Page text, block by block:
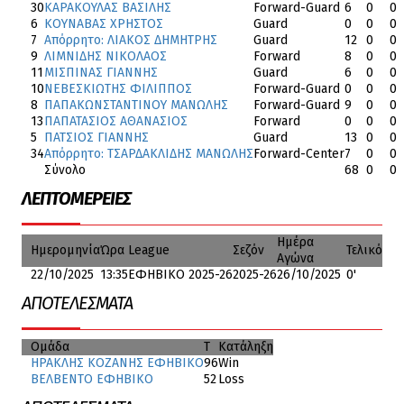
30ΚΑΡΑΚΟΥΛΑΣ ΒΑΣΙΛΗΣ Forward-Guard 6 0
0
6 ΚΟΥΝΑΒΑΣ ΧΡΗΣΤΟΣ Guard 0 0
0
7 Απόρρητο: ΛΙΑΚΟΣ ΔΗΜΗΤΡΗΣ Guard 12 0
0
9 ΛΙΜΝΙΔΗΣ ΝΙΚΟΛΑΟΣ Forward 8 0
0
11ΜΙΣΠΙΝΑΣ ΓΙΑΝΝΗΣ Guard 6 0
0
10ΝΕΒΕΣΚΙΩΤΗΣ ΦΙΛΙΠΠΟΣ Forward-Guard 0 0
0
8 ΠΑΠΑΚΩΝΣΤΑΝΤΙΝΟΥ ΜΑΝΩΛΗΣ Forward-Guard 9 0
0
13ΠΑΠΑΤΑΣΙΟΣ ΑΘΑΝΑΣΙΟΣ Forward 0 0
0
5 ΠΑΤΣΙΟΣ ΓΙΑΝΝΗΣ Guard 13 0
0
34Απόρρητο: ΤΣΑΡΔΑΚΛΙΔΗΣ ΜΑΝΩΛΗΣForward-Center7 0
0
Σύνολο
68 0 0
ΛΕΠΤΟΜΈΡΕΙΕΣ
ΗμερομηνίαΏρα League Σεζόν
Ημέρα
Αγώνα
Τελικό
22/10/2025 13:35ΕΦΗΒΙΚΟ 2025-262025-2626/10/2025 0'
ΑΠΟΤΕΛΈΣΜΑΤΑ
Ομάδα T Κατάληξη
ΗΡΑΚΛΗΣ ΚΟΖΑΝΗΣ ΕΦΗΒΙΚΟ96Win
ΒΕΛΒΕΝΤΟ ΕΦΗΒΙΚΟ
52Loss